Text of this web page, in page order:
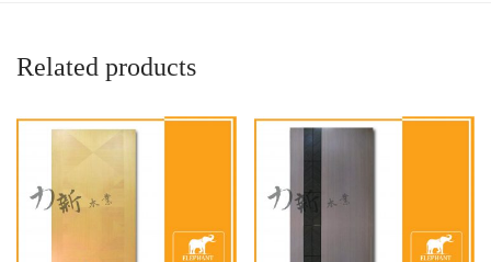
Related products